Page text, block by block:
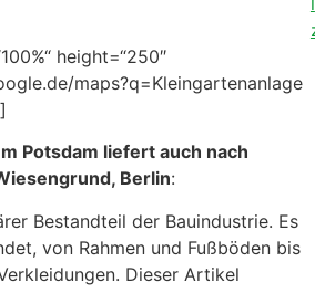
height=“250″
maps?q=Kleingartenanlage
Potsdam liefert auch nach
Berlin:
Bestandteil der Bauindustrie. Es
von Rahmen und Fußböden bis
Dieser Artikel